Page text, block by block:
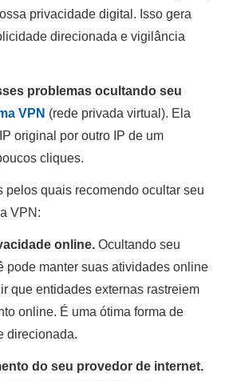
privacidade digital. Isso gera
direcionada e vigilância
problemas ocultando seu
VPN (rede privada virtual). Ela
original por outro IP de um
cliques.
pelos quais recomendo ocultar seu
VPN:
online. Ocultando seu
pode manter suas atividades online
que entidades externas rastreiem
online. É uma ótima forma de
direcionada.
do seu provedor de internet.